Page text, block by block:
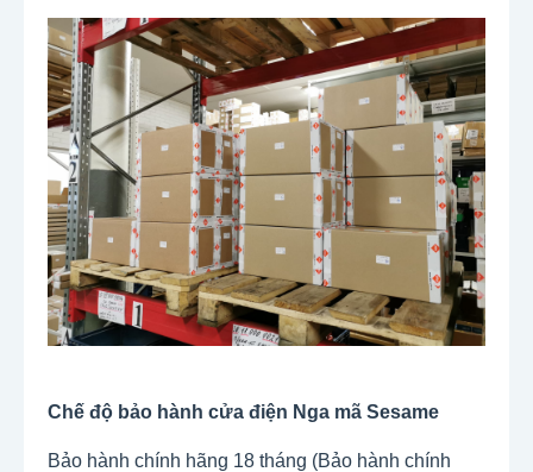
Chế độ bảo hành cửa điện Nga mã Sesame
Bảo hành chính hãng 18 tháng (Bảo hành chính